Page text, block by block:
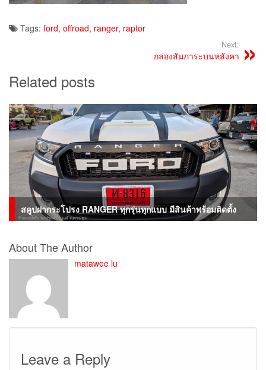
Tags: ford, offroad, ranger, raptor
Next:
กล่องสัมภาระบนหลังคา
Related posts
สคูปฝากระโปรง RANGER ทุกรุ่นทุกแบบ มีสินค้าพร้อมติดตั้ง
About The Author
matawee lu
Leave a Reply